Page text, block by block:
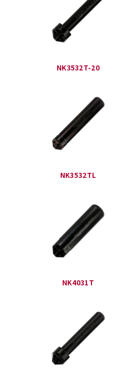
NK3532T-20
NK3532TL
NK4031T